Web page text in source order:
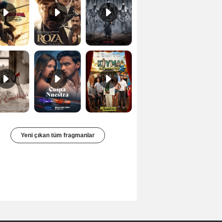
Bir Kadının Seks Günlüğü Orijinal Fragman Culpa nuestra Teaser Kıyma Fragman
Yeni çıkan tüm fragmanlar